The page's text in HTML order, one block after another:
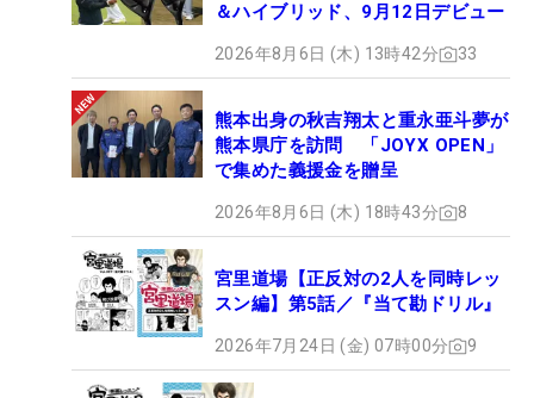
＆ハイブリッド、9月12日デビュー
2026年8月6日 (木) 13時42分 33
熊本出身の秋吉翔太と重永亜斗夢が
熊本県庁を訪問 「JOYX OPEN」
で集めた義援金を贈呈
2026年8月6日 (木) 18時43分 8
宮里道場【正反対の2人を同時レッ
スン編】第5話／『当て勘ドリル』
2026年7月24日 (金) 07時00分 9